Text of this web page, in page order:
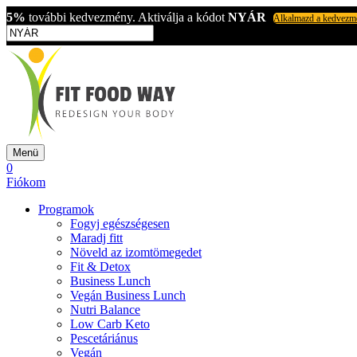
5% további kedvezmény. Aktiválja a kódot NYÁR Alkalmazd a
Menü
0
Fiókom
Programok
Fogyj egészségesen
Maradj fitt
Növeld az izomtömegedet
Fit & Detox
Business Lunch
Vegán Business Lunch
Nutri Balance
Low Carb Keto
Pescetáriánus
Vegán